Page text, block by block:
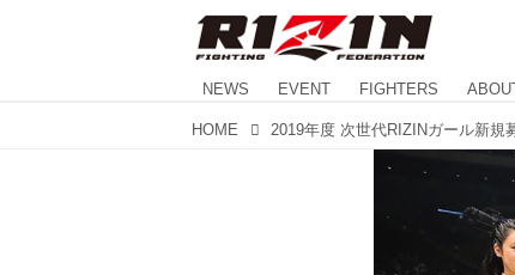
NEWS EVENT FIGHTERS
HOME 2019年度 次世代RIZINガール新規